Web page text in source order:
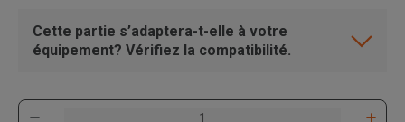
Cette partie s’adaptera-t-elle à votre
équipement? Vérifiez la compatibilité.